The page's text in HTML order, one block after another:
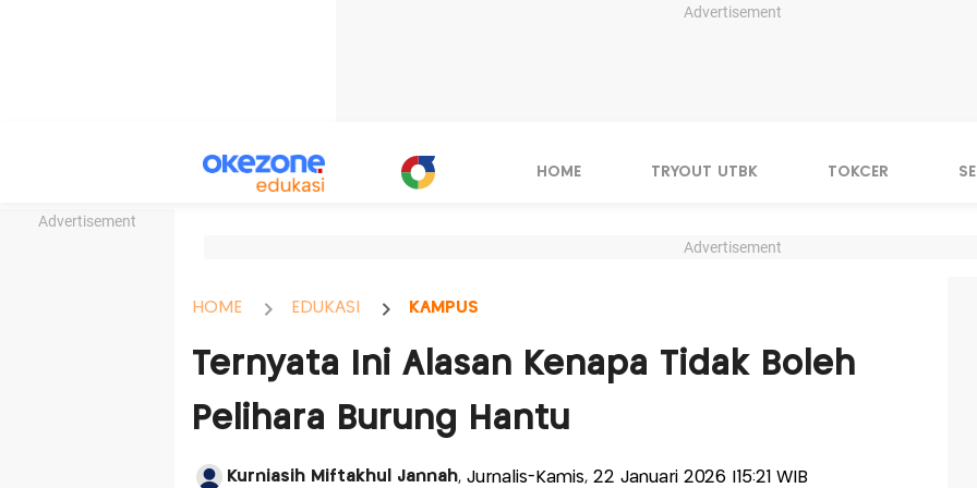
Advertisement
Advertisement
HOME TRYOUT UTBK TOKCER
Advertisement
HOME EDUKASI KAMPUS
Ternyata Ini Alasan Kenapa Tidak Boleh
Pelihara Burung Hantu
Kurniasih Miftakhul Jannah, Jurnalis-Kamis, 22 Januari 2026 |15:21 WIB